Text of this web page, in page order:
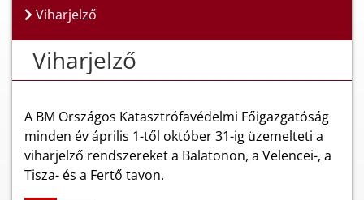
Viharjelző
Viharjelző
A BM Országos Katasztrófavédelmi Főigazgatóság
minden év április 1-től október 31-ig üzemelteti a
viharjelző rendszereket a Balatonon, a Velencei-, a
Tisza- és a Fertő tavon.